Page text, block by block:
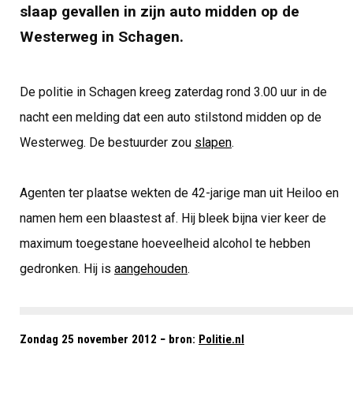
slaap gevallen in zijn auto midden op de
Westerweg in Schagen.
De politie in Schagen kreeg zaterdag rond 3.00 uur in de
nacht een melding dat een auto stilstond midden op de
Westerweg. De bestuurder zou slapen.
Agenten ter plaatse wekten de 42-jarige man uit Heiloo en
namen hem een blaastest af. Hij bleek bijna vier keer de
maximum toegestane hoeveelheid alcohol te hebben
gedronken. Hij is aangehouden.
Zondag 25 november 2012 − bron: Politie.nl